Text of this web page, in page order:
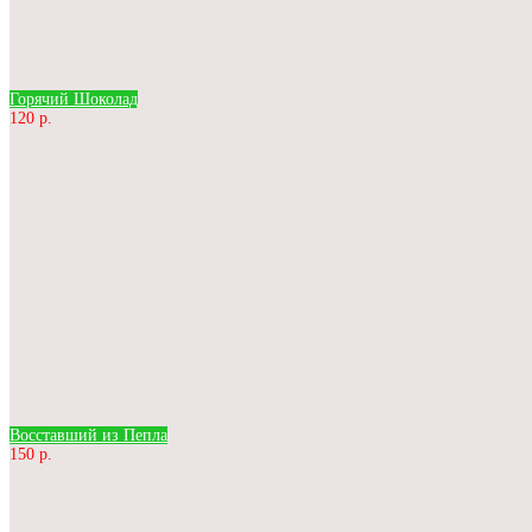
Горячий Шоколад
120 р.
Восставший из Пепла
150 р.